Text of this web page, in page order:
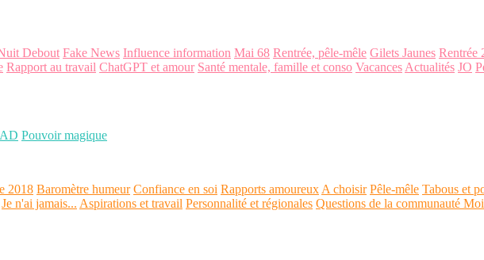
Debout Fake News Influence information Mai 68 Rentrée, pêle-mêle Gilets Jaunes Rentrée
Rapport au travail ChatGPT et amour Santé mentale, famille et conso Vacances Actualités JO
Pouvoir magique
2018 Baromètre humeur Confiance en soi Rapports amoureux A choisir Pêle-mêle Tabous et
Je n'ai jamais... Aspirations et travail Personnalité et régionales Questions de la communauté